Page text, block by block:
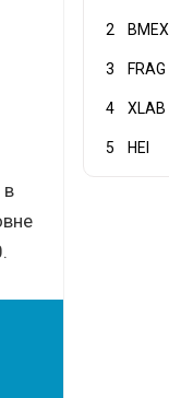
в
2 BMEX
3 FRAG
4 XLAB
5 HEI